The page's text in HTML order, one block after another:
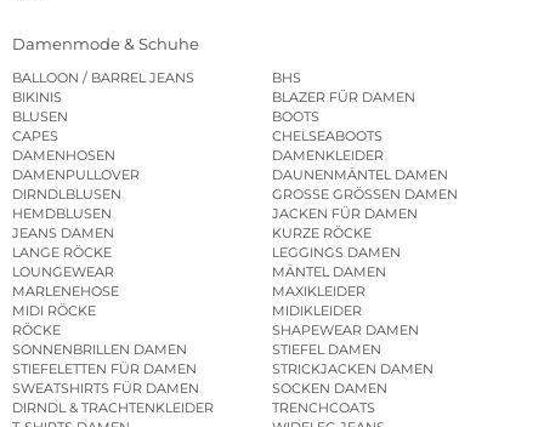
Damenmode & Schuhe
BALLOON / BARREL JEANS
BHS
BIKINIS
BLAZER FÜR DAMEN
BLUSEN
BOOTS
CAPES
CHELSEABOOTS
DAMENHOSEN
DAMENKLEIDER
DAMENPULLOVER
DAUNENMÄNTEL DAMEN
DIRNDLBLUSEN
GROSSE GRÖSSEN DAMEN
HEMDBLUSEN
JACKEN FÜR DAMEN
JEANS DAMEN
KURZE RÖCKE
LANGE RÖCKE
LEGGINGS DAMEN
LOUNGEWEAR
MÄNTEL DAMEN
MARLENEHOSE
MAXIKLEIDER
MIDI RÖCKE
MIDIKLEIDER
RÖCKE
SHAPEWEAR DAMEN
SONNENBRILLEN DAMEN
STIEFEL DAMEN
STIEFELETTEN FÜR DAMEN
STRICKJACKEN DAMEN
SWEATSHIRTS FÜR DAMEN
SOCKEN DAMEN
DIRNDL & TRACHTENKLEIDER
TRENCHCOATS